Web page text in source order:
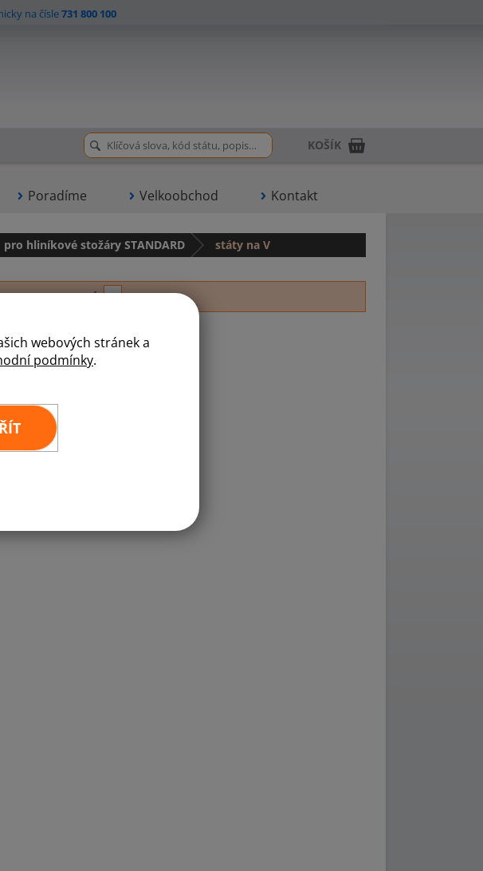
webových stránek a
podmínky.
na čísle731 800 100
Poradíme Velkoobchod Kontakt
KOŠÍK
pro hliníkové stožáry STANDARD státy na V
N O P R S Ú V Z